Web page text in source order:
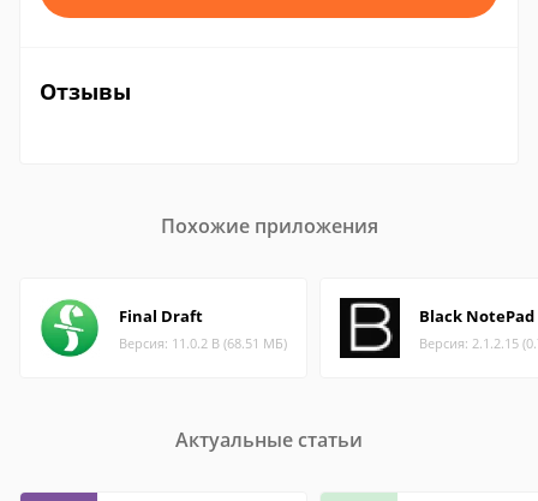
Отзывы
Похожие приложения
Final Draft
Версия: 11.0.2 B (68.51 МБ)
Black NotePad
Версия: 2.1.2.15
Актуальные статьи